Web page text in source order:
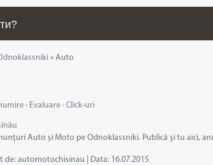
» Auto
· Evaluare · Click-uri
Auto şi Moto pe Odnoklassniki. Publică şi tu aici,
de:automotochisinau Data: 16.07.2015